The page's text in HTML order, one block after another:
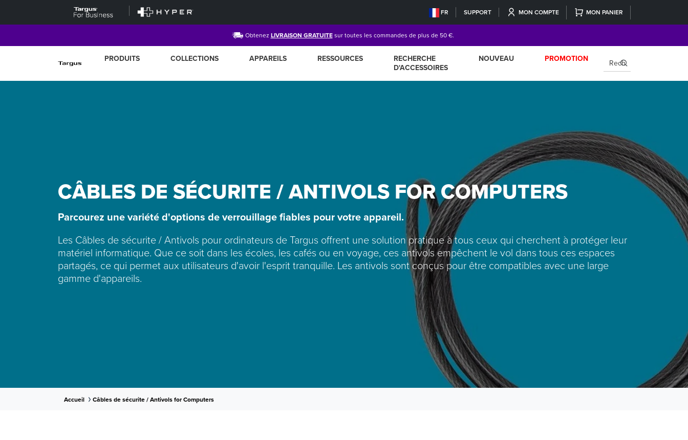
FR SUPPORT MON COMPTE MON PANIER
Obtenez LIVRAISON GRATUITE sur toutes les commandes de plus de 50 €.
PRODUITS COLLECTIONS APPAREILS RESSOURCES
RECHERCHE
D'ACCESSOIRES
NOUVEAU PROMOTION
×
CÂBLES DE SÉCURITE / ANTIVOLS FOR COMPUTERS
Parcourez une variété d'options de verrouillage fiables pour votre appareil.
Les Câbles de sécurite / Antivols pour ordinateurs de Targus offrent une solution pratique à tous ceux qui cherchent à protéger leur
matériel informatique. Que ce soit dans les écoles, les cafés ou en voyage, ces antivols empêchent le vol dans tous ces espaces
partagés, ce qui permet aux utilisateurs d'avoir l'esprit tranquille. Les antivols sont conçus pour être compatibles avec une large
gamme d'appareils.
Accueil Câbles de sécurite / Antivols for Computers